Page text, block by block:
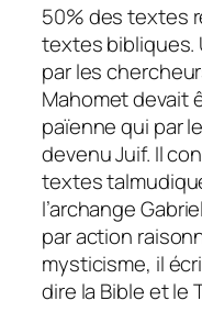
50% des textes
textes bibliques.
par les
Mahomet devait
païenne qui par
devenu Juif. Il
textes
l’archange
par action
mysticisme, il
dire la Bible et le